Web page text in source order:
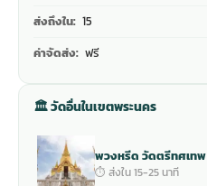
ส่งถึงใน: 15
ค่าจัดส่ง: ฟรี
🏛 วัดอื่นในเขตพระนคร
พวงหรีด วัดตรีทศเทพ
⏱ ส่งใน 15-25 นาที